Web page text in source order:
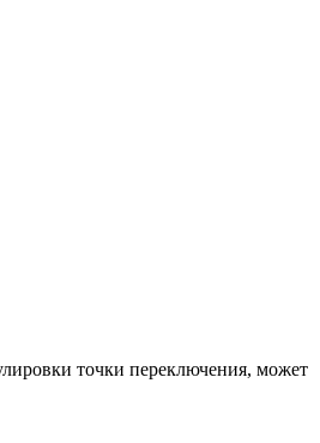
точки переключения, может